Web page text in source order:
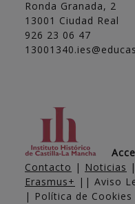
Ronda Granada, 2
13001 Ciudad Real
926 23 06 47
Contacto | Noticias |
Erasmus+ || Aviso
| Política de Cookies